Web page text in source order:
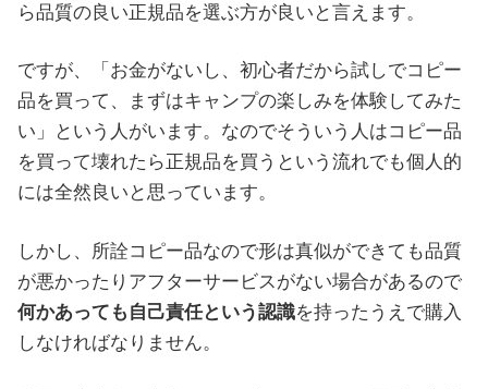
ら品質の良い正規品を選ぶ方が良いと言えます。
ですが、「お金がないし、初心者だから試しでコピー
品を買って、まずはキャンプの楽しみを体験してみた
い」という人がいます。なのでそういう人はコピー品
を買って壊れたら正規品を買うという流れでも個人的
には全然良いと思っています。
しかし、所詮コピー品なので形は真似ができても品質
が悪かったりアフターサービスがない場合があるので
何かあっても自己責任という認識を持ったうえで購入
しなければなりません。